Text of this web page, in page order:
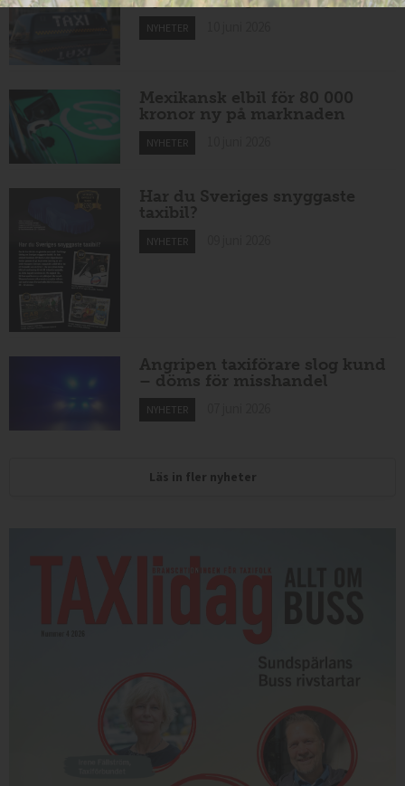
NYHETER
Mexikansk elbil för 80 000
kronor ny på marknaden
NYHETER
Har du Sveriges snyggaste
taxibil?
NYHETER
Angripen taxiförare slog kund
– döms för misshandel
NYHETER
Läs in fler nyheter